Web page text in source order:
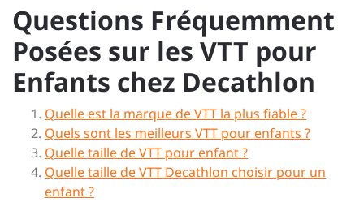
Questions Fréquemment
Posées sur les VTT pour
Enfants chez Decathlon
Quelle est la marque de VTT la plus fiable ?
Quels sont les meilleurs VTT pour enfants ?
Quelle taille de VTT pour enfant ?
Quelle taille de VTT Decathlon choisir pour un
enfant ?